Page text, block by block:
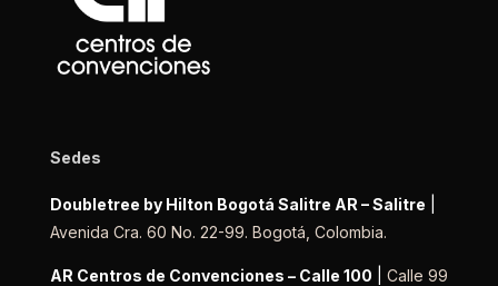
Sedes
Doubletree by Hilton Bogotá Salitre AR – Salitre
Avenida Cra. 60 No. 22-99. Bogotá, Colombia.
AR Centros de Convenciones – Calle 100
Calle 99